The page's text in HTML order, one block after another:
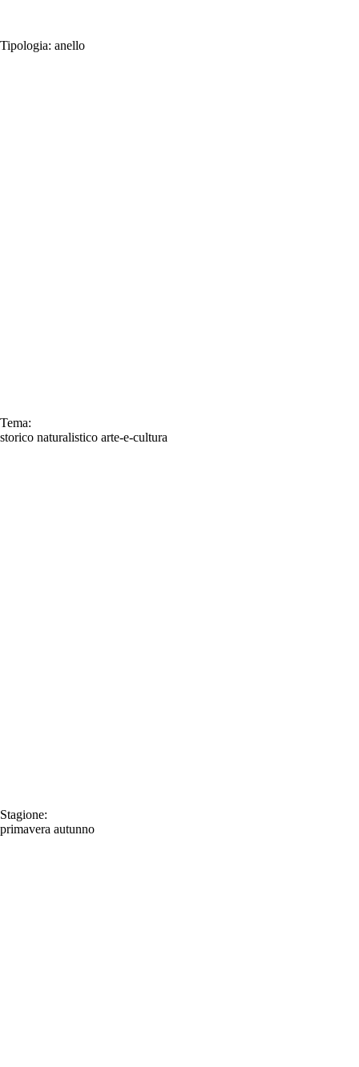
Tipologia: anello
Tema:
storico naturalistico arte-e-cultura
Stagione:
primavera autunno